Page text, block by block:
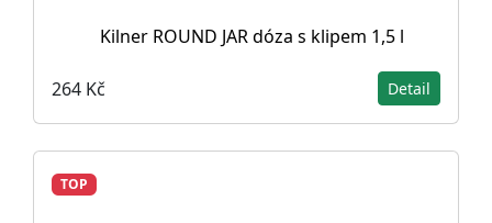
Kilner ROUND JAR dóza s klipem 1,5 l
264 Kč Detail
TOP